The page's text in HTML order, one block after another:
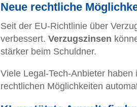
Neue rechtliche
Seit der EU-Richtlinie über
verbessert. Verzugszinsen
stärker beim Schuldner.
Viele Legal-Tech-Anbieter
rechtlichen Möglichkeiten